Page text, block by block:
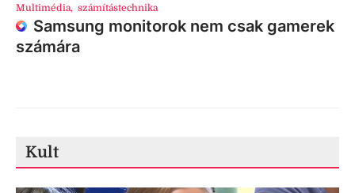
Multimédia, számítástechnika
Samsung monitorok nem csak gamerek
számára
Kult